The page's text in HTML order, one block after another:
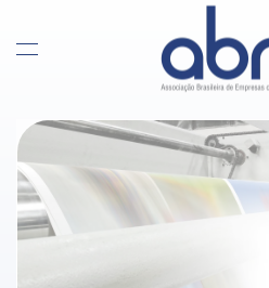
Skip to main content